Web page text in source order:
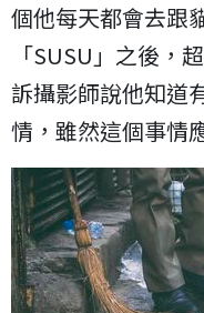
個他每天都會去跟
「SUSU」之後，
訴攝影師說他知道
情，雖然這個事情